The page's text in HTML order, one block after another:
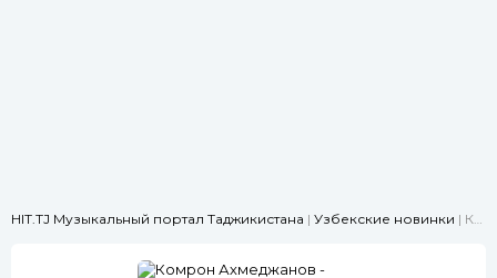
HIT.TJ Музыкальный портал Таджикистана | Узбекские новинки | Комрон Ахмеджанов - Йетар